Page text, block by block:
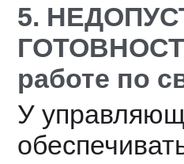
5.
работе по
У